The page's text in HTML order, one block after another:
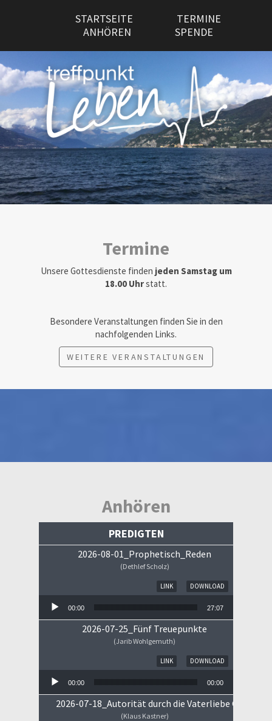
STARTSEITE
TERMINE
ANHÖREN
SPENDE
Termine
Unsere Gottesdienste finden jeden Samstag um
18.00 Uhrstatt.
Besondere Veranstaltungen finden Sie in den
nachfolgenden Links.
WEITERE VERANSTALTUNGEN
Anhören
PREDIGTEN
2026-08-01_Prophetisch_Reden
(Dethlef Scholz)
DOWNLOAD
LINK
00:00 27:07
2026-07-25_Fünf Treuepunkte
(Jarib Wohlgemuth)
DOWNLOAD
LINK
00:00 00:00
2026-07-18_Autorität durch die Vaterliebe Gottes
(Klaus Kastner)